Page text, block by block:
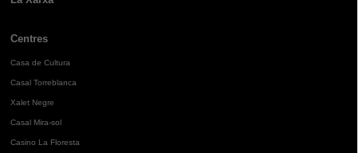
Centres
Casa de Cultura
Casal Torreblanca
Xalet Negre
Casal Mira-sol
Casino La Floresta